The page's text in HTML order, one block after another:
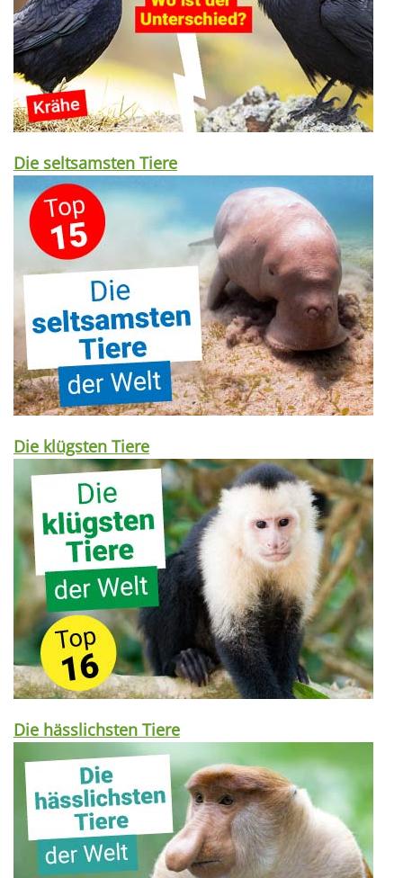
Die seltsamsten Tiere
Die klügsten Tiere
Die hässlichsten Tiere